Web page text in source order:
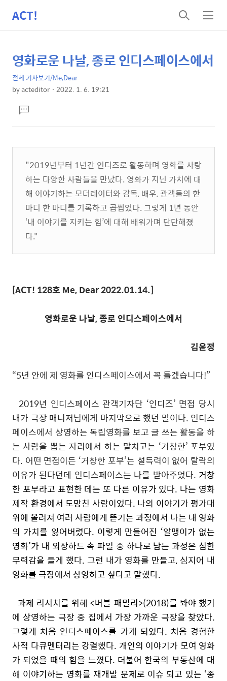
ACT!
검
색
메
뉴
상
세
컨
텐
츠
본
문
제
목
영화로운 나날, 종로 인디스페이스에서
전체 기사보기/Me,Dear
byacteditor 2022. 1. 6. 19:21
문댓
글
"2019년부터 1년간 인디즈로 활동하며 영화를 사랑
하는 다양한 사람들을 만났다. 영화가 지닌 가치에 대
해 이야기하는 모더레이터와 감독, 배우, 관객들의 한
마디 한 마디를 기록하고 곱씹었다. 그렇게 1년 동안
‘내 이야기를 지키는 힘’에 대해 배워가며 단단해졌
다."
[ACT! 128호 Me, Dear 2022.01.14.]
영화로운 나날,종로 인디스페이스에서
김윤정
“5년 안에 제 영화를 인디스페이스에서 꼭 틀겠습니다!”
2019년 인디스페이스 관객기자단 ‘인디즈’ 면접 당시
내가 극장 매니저님에게 마지막으로 했던 말이다. 인디스
페이스에서 상영하는 독립영화를 보고 글 쓰는 활동을 하
는 사람을 뽑는 자리에서 하는 말치고는 ‘거창한’ 포부였
다. 어떤 면접이든 ‘거창한 포부’는 설득력이 없어 탈락의
이유가 된다던데 인디스페이스는 나를 받아주었다. 거창
한 포부라고 표현한 데는 또 다른 이유가 있다. 나는 영화
제작 환경에서 도망친 사람이었다. 나의 이야기가 평가대
위에 올려져 여러 사람에게 뜯기는 과정에서 나는 내 영화
의 가치를 잃어버렸다. 이렇게 만들어진 ‘알맹이가 없는
영화’가 내 외장하드 속 파일 중 하나로 남는 과정은 심한
무력감을 들게 했다. 그런 내가 영화를 만들고, 심지어 내
영화를 극장에서 상영하고 싶다고 말했다.
과제 리서치를 위해<버블 패밀리>(2018)를 봐야 했기
에 상영하는 극장 중 집에서 가장 가까운 극장을 찾았다.
그렇게 처음 인디스페이스를 가게 되었다. 처음 경험한
사적 다큐멘터리는 강렬했다. 개인의 이야기가 모여 영화
가 되었을 때의 힘을 느꼈다. 더불어 한국의 부동산에 대
해 이야기하는 영화를 재개발 문제로 이슈 되고 있는 ‘종